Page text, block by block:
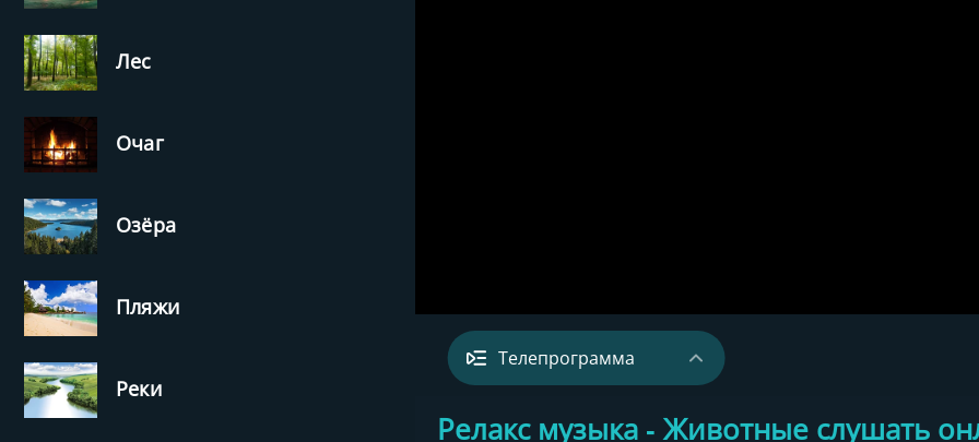
Лес
Очаг
Озёра
Пляжи
Реки
Релакс музыка - Животные слушать
Телепрограмма